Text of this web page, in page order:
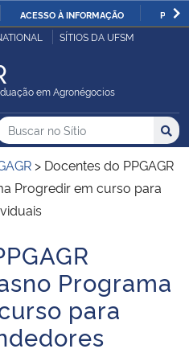
IR
ACESSO À INFORMAÇÃO
SÍTIOS DA UFSM
em Agronégocios
Sítio no no Sítio
> Docentes do PPGAGR
Progredir em curso para
Programa
para